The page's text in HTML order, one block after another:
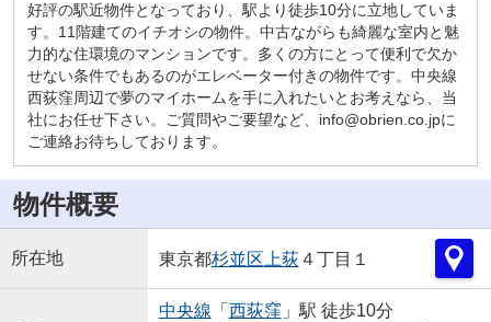
好評の駅近物件となっており、駅より徒歩10分に立地していま
す。11階建てのイチオシの物件。中古ながらも綺麗な室内と魅
力的な住環境のマンションです。多くの方にとって便利で欠か
せない条件でもあるのがエレベーター付きの物件です。中央線
西荻窪周辺で夢のマイホームを手に入れたいとお考えなら、当
社にお任せ下さい。ご質問やご要望など、info@obrien.co.jpに
ご連絡お待ちしております。
物件概要
所在地 東京都杉並区 上荻４丁目１
中央線 「 西荻窪 」駅 徒歩10分